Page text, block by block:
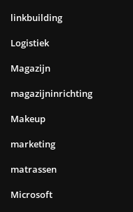
linkbuilding
Logistiek
Magazijn
magazijninrichting
Makeup
marketing
matrassen
Microsoft